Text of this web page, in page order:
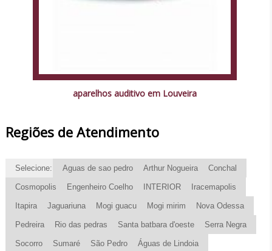
aparelhos auditivo em Louveira
Regiões de Atendimento
Selecione: Aguas de sao pedro Arthur Nogueira Conchal
Cosmopolis Engenheiro Coelho INTERIOR Iracemapolis
Itapira Jaguariuna Mogi guacu Mogi mirim Nova Odessa
Pedreira Rio das pedras Santa batbara d'oeste Serra Negra
Socorro Sumaré São Pedro Águas de Lindoia